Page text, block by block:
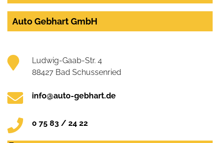
Auto Gebhart GmbH
Ludwig-Gaab-Str. 4
88427 Bad Schussenried
info@auto-gebhart.de
0 75 83 / 24 22